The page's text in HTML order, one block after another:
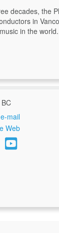
decades, the
in
in the world.
mail
Web